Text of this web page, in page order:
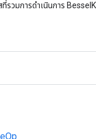
รวมการดำเนินการ